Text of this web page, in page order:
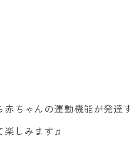
ちゃんの運動機能が発達
楽しみます♫